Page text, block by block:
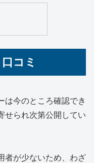
コミ
は今のところ確認でき
せられ次第公開してい
者が少ないため、わざ